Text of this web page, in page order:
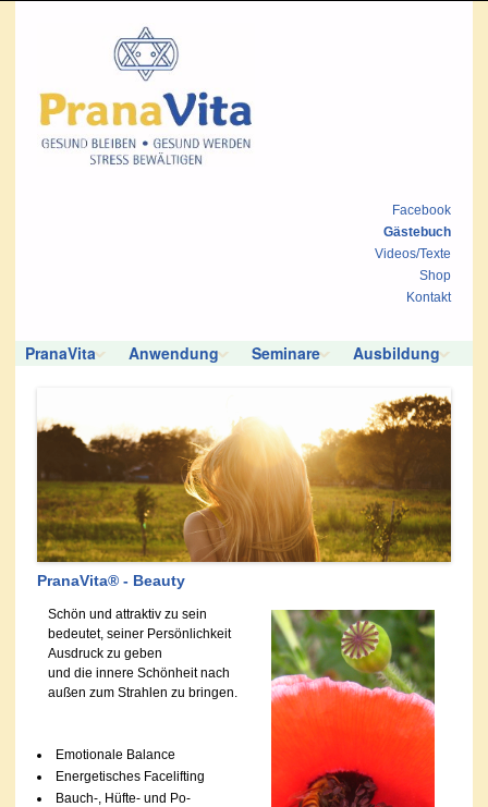
Facebook
Gästebuch
Videos/Texte
Shop
Kontakt
PranaVita Anwendung Seminare Ausbildung
PranaVita® - Beauty
Schön und attraktiv zu sein
bedeutet, seiner Persönlichkeit
Ausdruck zu geben
und die innere Schönheit nach
außen zum Strahlen zu bringen.
Emotionale Balance
Energetisches Facelifting
Bauch-, Hüfte- und Po-